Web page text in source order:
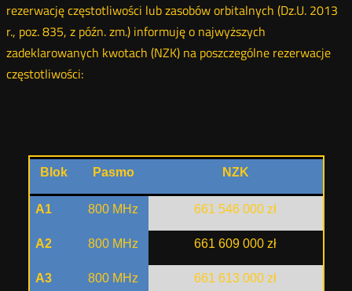
rezerwację częstotliwości lub zasobów orbitalnych (Dz.U. 2013
r., poz. 835, z późn. zm.) informuję o najwyższych
zadeklarowanych kwotach (NZK) na poszczególne rezerwacje
częstotliwości:
Blok Pasmo NZK
A1 800 MHz 661 546 000 zł
A2 800 MHz 661 609 000 zł
A3 800 MHz 661 613 000 zł